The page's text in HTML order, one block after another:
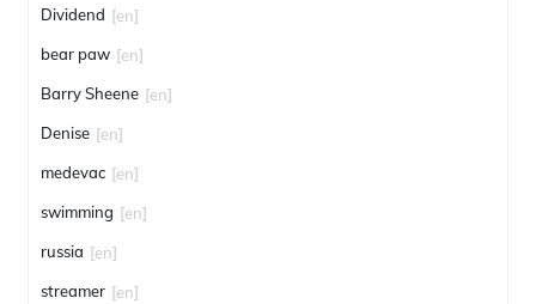
Dividend [en]
bear paw [en]
Barry Sheene [en]
Denise [en]
medevac [en]
swimming [en]
russia [en]
streamer [en]